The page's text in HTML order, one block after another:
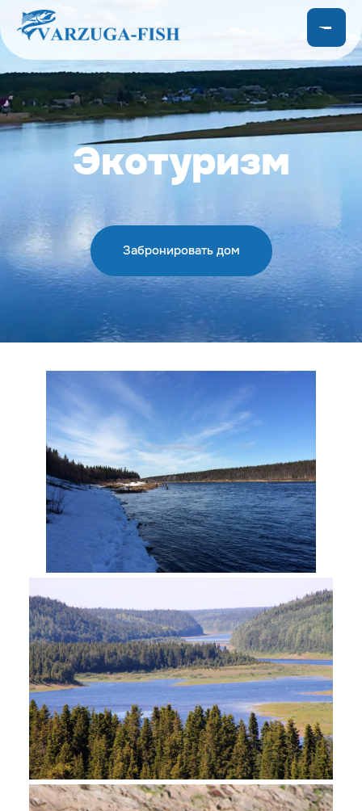
Экотуризм
Забронировать дом